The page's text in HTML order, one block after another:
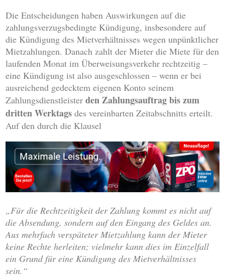
Die Entscheidungen haben Auswirkungen auf die
zahlungsverzugsbedingte Kündigung, insbesondere auf
die Kündigung des Mietverhältnisses wegen unpünktlicher
Mietzahlungen. Danach zahlt der Mieter die Miete für den
laufenden Monat im Überweisungsverkehr rechtzeitig –
eine Kündigung ist also ausgeschlossen – wenn er bei
ausreichend gedecktem eigenen Konto seinem
Zahlungsdienstleisterden Zahlungsauftragbis zum
dritten Werktags des vereinbarten Zeitabschnitts erteilt.
Auf den durch die Klausel
„Für die Rechtzeitigkeit der Zahlung kommt es nicht auf
die Absendung, sondern auf den Eingang des Geldes an.
Aus mehrfach verspäteter Mietzahlung kann der Mieter
keine Rechte herleiten; vielmehr kann dies im Einzelfall
ein Grund für eine Kündigung des Mietverhältnisses
sein.“